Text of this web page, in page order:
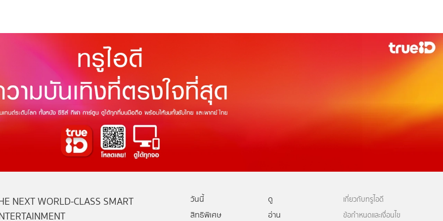
NEXT WORLD-CLASS SMART
วันนี้
ดู
สิทธิพิเศษ
อ่าน
เกี่ยวกับทรูไอดี
ข้อกำหนดและเงื่อนไข